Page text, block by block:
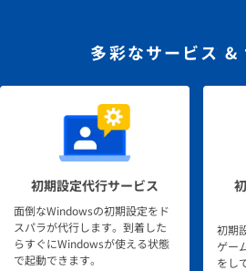
多彩なサービス &
初期設定代行サービス
面倒なWindowsの初期設定をド
スパラが代行します。到着した
らすぐにWindowsが使える状態
で起動できます。
初期
ゲー
をし